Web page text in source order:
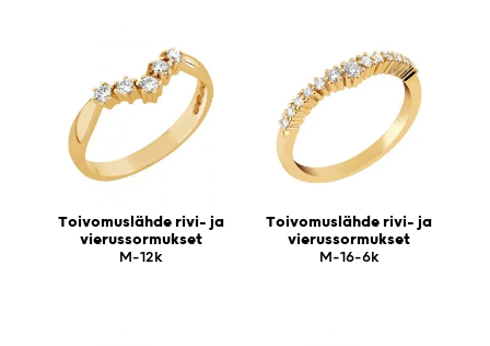
Toivomuslähde rivi- ja
vierussormukset
M-12k
Toivomuslähde rivi- ja
vierussormukset
M-16-6k